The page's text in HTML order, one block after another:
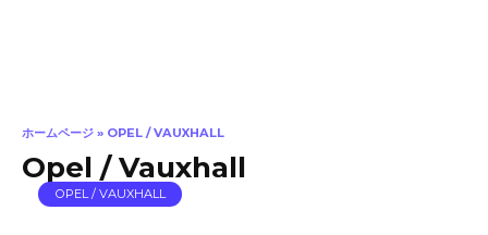
ホームページ » OPEL / VAUXHALL
Opel / Vauxhall
OPEL / VAUXHALL